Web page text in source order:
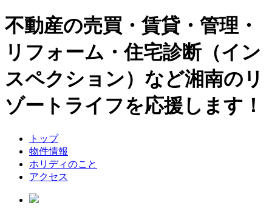
不動産の売買・賃貸・管理・
リフォーム・住宅診断（イン
スペクション）など湘南のリ
ゾートライフを応援します！
トップ
物件情報
ホリディのこと
アクセス